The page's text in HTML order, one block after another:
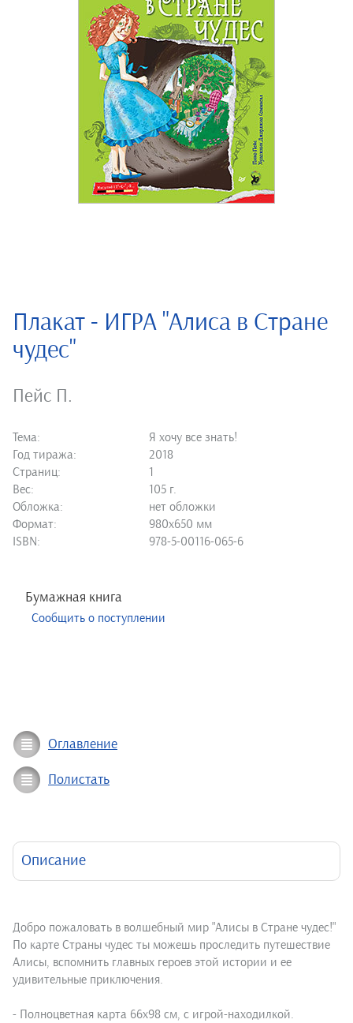
Плакат - ИГРА "Алиса в Стране
чудес"
Пейс П.
Тема:
Я хочу все знать!
Год тиража:
2018
Страниц:
1
Вес:
105 г.
Обложка:
нет обложки
Формат:
980х650 мм
ISBN:
978-5-00116-065-6
Бумажная книга
Сообщить о поступлении
Оглавление
Полистать
Описание
Добро пожаловать в волшебный мир "Алисы в Стране чудес!"
По карте Страны чудес ты можешь проследить путешествие
Алисы, вспомнить главных героев этой истории и ее
удивительные приключения.
- Полноцветная карта 66х98 см, с игрой-находилкой.